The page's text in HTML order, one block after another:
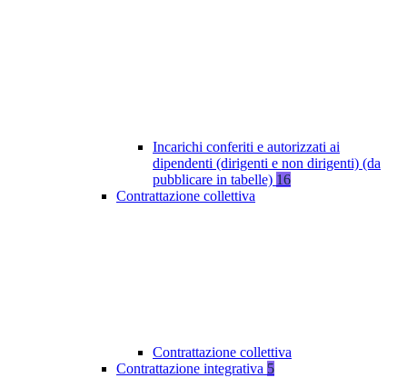
Incarichi conferiti e autorizzati ai
dipendenti (dirigenti e non dirigenti) (da
pubblicare in tabelle) 16
Contrattazione collettiva
Contrattazione collettiva
Contrattazione integrativa 5